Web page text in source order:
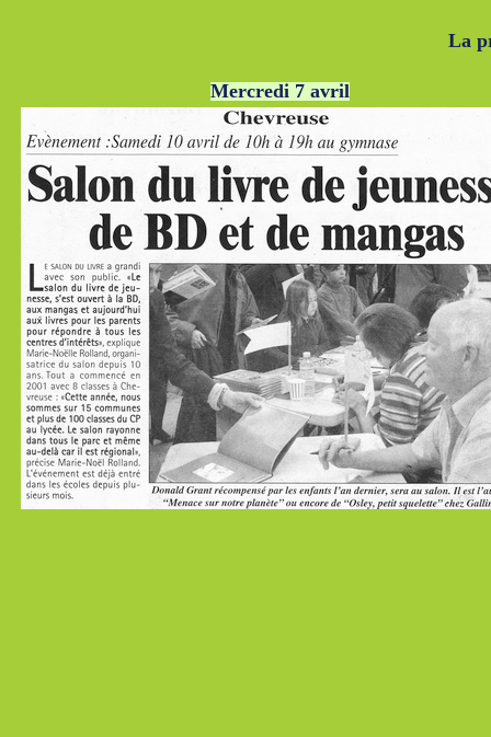
La
Mercredi 7 avril